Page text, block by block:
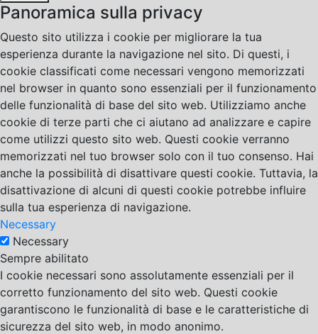
Panoramica sulla privacy
Questo sito utilizza i cookie per migliorare la tua
esperienza durante la navigazione nel sito. Di questi, i
cookie classificati come necessari vengono memorizzati
nel browser in quanto sono essenziali per il funzionamento
delle funzionalità di base del sito web. Utilizziamo anche
cookie di terze parti che ci aiutano ad analizzare e capire
come utilizzi questo sito web. Questi cookie verranno
memorizzati nel tuo browser solo con il tuo consenso. Hai
anche la possibilità di disattivare questi cookie. Tuttavia, la
disattivazione di alcuni di questi cookie potrebbe influire
sulla tua esperienza di navigazione.
Necessary
Necessary
Sempre abilitato
I cookie necessari sono assolutamente essenziali per il
corretto funzionamento del sito web. Questi cookie
garantiscono le funzionalità di base e le caratteristiche di
sicurezza del sito web, in modo anonimo.